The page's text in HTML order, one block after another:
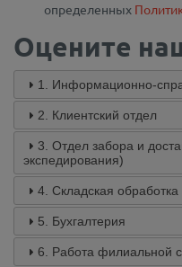
определенных
Оцените
1. Информационно-
2. Клиентский отдел
3. Отдел забора и
экспедирования)
4. Складская
5. Бухгалтерия
6. Работа филиальной